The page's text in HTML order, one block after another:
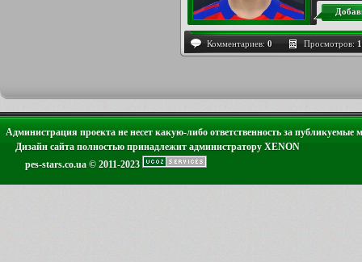
Комментариев: 0 Просмотров:
Администрация проекта не несет какую-либо ответственность за публикуемые
Дизайн сайта полностью принадлежит администратору XENON
pes-stars.co.ua © 2011-2023